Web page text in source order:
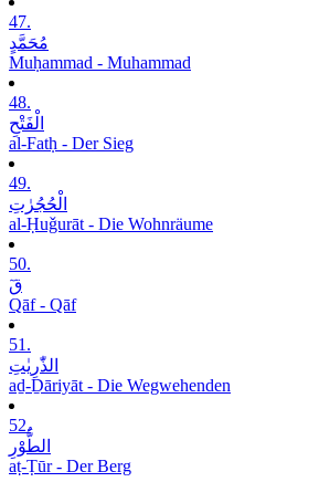
47.
مُحَمَّدٍ
Muḥammad - Muhammad
48.
الْفَتْحِ
al-Fatḥ - Der Sieg
49.
الْحُجُرٰتِ
al-Ḥuǧurāt - Die Wohnräume
50.
قٓ
Qāf - Qāf
51.
الذّٰرِیٰتِ
aḏ-Ḏāriyāt - Die Wegwehenden
52.
الطُّوْرِ
aṭ-Ṭūr - Der Berg